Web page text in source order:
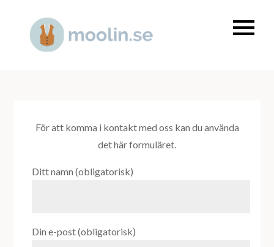
content
För att komma i kontakt med oss kan du använda
det här formuläret.
Ditt namn (obligatorisk)
Din e-post (obligatorisk)